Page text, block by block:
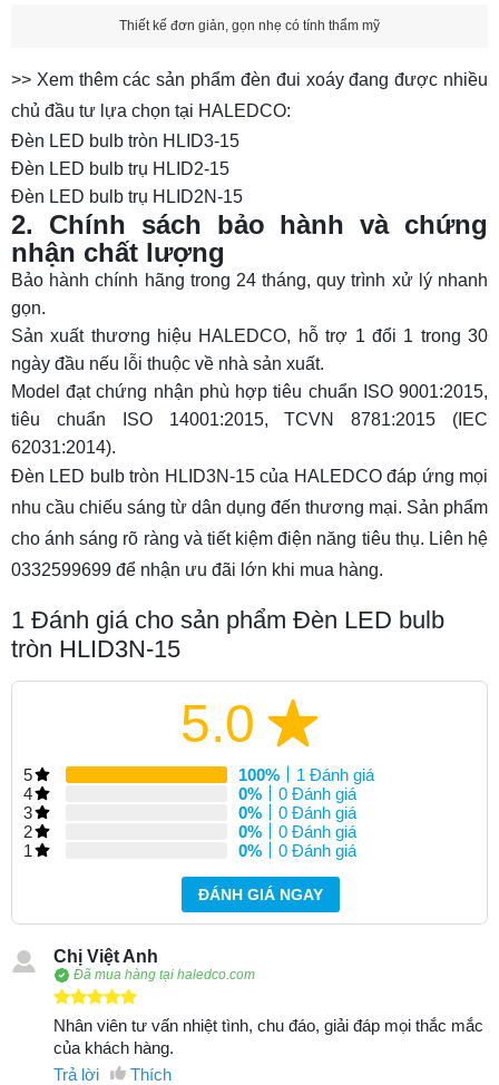
Thiết kế đơn giản, gọn nhẹ có tính thẩm mỹ
>> Xem thêm các sản phẩm đèn đui xoáy đang được nhiều
chủ đầu tư lựa chọn tại HALEDCO:
Đèn LED bulb tròn HLID3-15
Đèn LED bulb trụ HLID2-15
Đèn LED bulb trụ HLID2N-15
2. Chính sách bảo hành và chứng
nhận chất lượng
Bảo hành chính hãng trong 24 tháng, quy trình xử lý nhanh
gọn.
Sản xuất thương hiệu HALEDCO, hỗ trợ 1 đổi 1 trong 30
ngày đầu nếu lỗi thuộc về nhà sản xuất.
Model đạt chứng nhận phù hợp tiêu chuẩn ISO 9001:2015,
tiêu chuẩn ISO 14001:2015, TCVN 8781:2015 (IEC
62031:2014).
Đèn LED bulb tròn HLID3N-15 của HALEDCO đáp ứng mọi
nhu cầu chiếu sáng từ dân dụng đến thương mại. Sản phẩm
cho ánh sáng rõ ràng và tiết kiệm điện năng tiêu thụ. Liên hệ
0332599699 để nhận ưu đãi lớn khi mua hàng.
1 Đánh giá cho sản phẩm Đèn LED bulb
tròn HLID3N-15
5.0
5 100%
1 Đánh giá
4
0%
0 Đánh giá
3
0%
0 Đánh giá
2
0%
0 Đánh giá
1
0% 0 Đánh giá
ĐÁNH GIÁ NGAY
Chị Việt Anh
Đã mua hàng tại haledco.com
Nhân viên tư vấn nhiệt tình, chu đáo, giải đáp mọi thắc mắc
của khách hàng.
Trả lời
Thích